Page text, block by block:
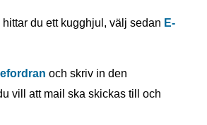
du ett kugghjul, välj sedan E-
och skriv in den
vill att mail ska skickas till och